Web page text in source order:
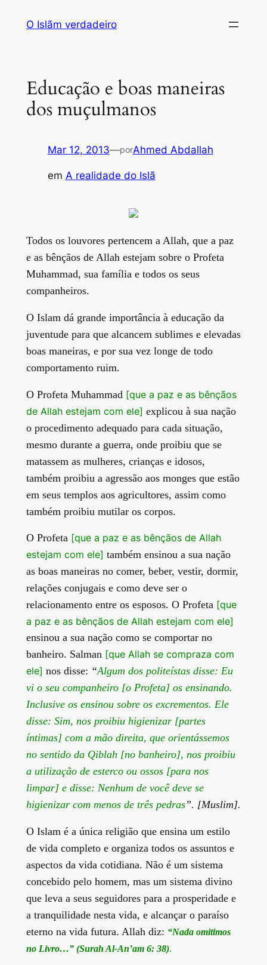
O Islãm verdadeiro
Educação e boas maneiras
dos muçulmanos
Mar 12, 2013—porAhmed Abdallah
em A realidade do Islã
Todos os louvores pertencem a Allah, que a paz
e as bênçãos de Allah estejam sobre o Profeta
Muhammad, sua família e todos os seus
companheiros.
O Islam dá grande importância à educação da
juventude para que alcancem sublimes e elevadas
boas maneiras, e por sua vez longe de todo
comportamento ruim.
O Profeta Muhammad [que a paz e as bênçãos
de Allah estejam com ele] explicou à sua nação
o procedimento adequado para cada situação,
mesmo durante a guerra, onde proibiu que se
matassem as mulheres, crianças e idosos,
também proibiu a agressão aos monges que estão
em seus templos aos agricultores, assim como
também proibiu mutilar os corpos.
O Profeta [que a paz e as bênçãos de Allah
estejam com ele] também ensinou a sua nação
as boas maneiras no comer, beber, vestir, dormir,
relações conjugais e como deve ser o
relacionamento entre os esposos. O Profeta [que
a paz e as bênçãos de Allah estejam com ele]
ensinou a sua nação como se comportar no
banheiro. Salman [que Allah se compraza com
ele] nos disse: “Algum dos politeístas disse: Eu
vi o seu companheiro [o Profeta] os ensinando.
Inclusive os ensinou sobre os excrementos. Ele
disse: Sim, nos proibiu higienizar [partes
íntimas] com a mão direita, que orientássemos
no sentido da Qiblah [no banheiro], nos proibiu
a utilização de esterco ou ossos [para nos
limpar] e disse: Nenhum de você deve se
higienizar com menos de três pedras”. [Muslim].
O Islam é a única religião que ensina um estilo
de vida completo e organiza todos os assuntos e
aspectos da vida cotidiana. Não é um sistema
concebido pelo homem, mas um sistema divino
que leva a seus seguidores para a prosperidade e
a tranquilidade nesta vida, e alcançar o paraíso
eterno na vida futura. Allah diz: “Nada omitimos
no Livro…” (Surah Al-An’am 6: 38).